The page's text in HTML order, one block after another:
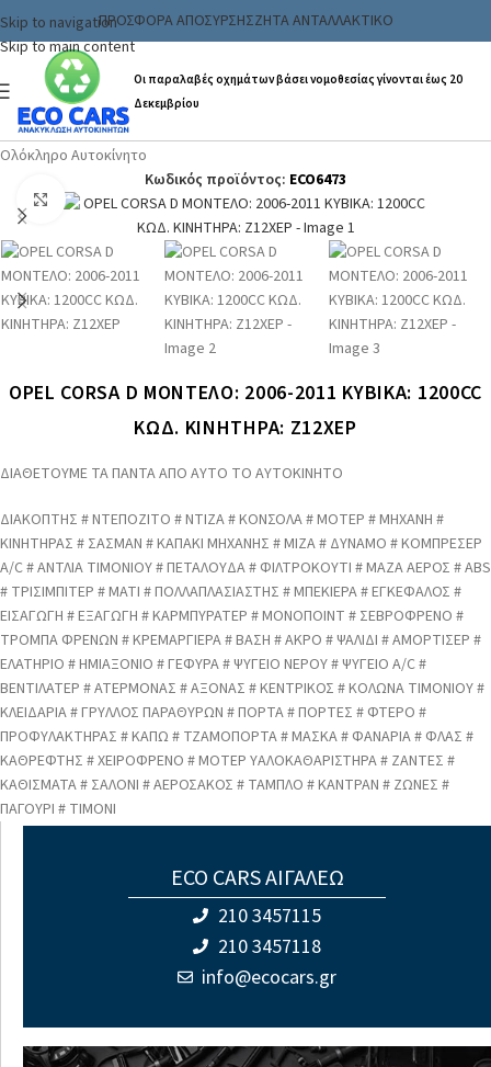
Skip to navigation
Skip to main content
ΠΡΟΣΦΟΡΑ ΑΠΟΣΥΡΣΗΣΖΗΤΑ ΑΝΤΑΛΛΑΚΤΙΚΟ
Οι παραλαβές οχημάτων βάσει νομοθεσίας γίνονται έως 20
Δεκεμβρίου
Αρχική σελίδα/Ανταλλακτικα & Αξεσουάρ
Ολόκληρο Αυτοκίνητο
Κωδικός προϊόντος: ECO6473
Click to enlarge
OPEL CORSA D ΜΟΝΤΕΛΟ: 2006-2011 ΚΥΒΙΚΑ: 1200CC
ΚΩΔ. ΚΙΝΗΤΗΡΑ: Z12XEP
ΔΙΑΘΕΤΟΥΜΕ ΤΑ ΠΑΝΤΑ ΑΠΟ ΑΥΤΟ ΤΟ ΑΥΤΟΚΙΝΗΤΟ
ΔΙΑΚΟΠΤΗΣ # ΝΤΕΠΟΖΙΤΟ # ΝΤΙΖΑ # ΚΟΝΣΟΛΑ # ΜΟΤΕΡ # ΜΗΧΑΝΗ #
ΚΙΝΗΤΗΡΑΣ # ΣΑΣΜΑΝ # ΚΑΠΑΚΙ ΜΗΧΑΝΗΣ # ΜΙΖΑ # ΔΥΝΑΜΟ # ΚΟΜΠΡΕΣΕΡ
A/C # ΑΝΤΛΙΑ ΤΙΜΟΝΙΟΥ # ΠΕΤΑΛΟΥΔΑ # ΦΙΛΤΡΟΚΟΥΤΙ # ΜΑΖΑ ΑΕΡΟΣ # ABS
# ΤΡΙΣΙΜΠΙΤΕΡ # ΜΑΤΙ # ΠΟΛΛΑΠΛΑΣΙΑΣΤΗΣ # ΜΠΕΚΙΕΡΑ # ΕΓΚΕΦΑΛΟΣ #
ΕΙΣΑΓΩΓΗ # ΕΞΑΓΩΓΗ # ΚΑΡΜΠΥΡΑΤΕΡ # ΜΟΝΟΠΟΙΝΤ # ΣΕΒΡΟΦΡΕΝΟ #
ΤΡΟΜΠΑ ΦΡΕΝΩΝ # ΚΡΕΜΑΡΓΙΕΡΑ # ΒΑΣΗ # ΑΚΡΟ # ΨΑΛΙΔΙ # ΑΜΟΡΤΙΣΕΡ #
ΕΛΑΤΗΡΙΟ # ΗΜΙΑΞΟΝΙΟ # ΓΕΦΥΡΑ # ΨΥΓΕΙΟ ΝΕΡΟΥ # ΨΥΓΕΙΟ A/C #
ΒΕΝΤΙΛΑΤΕΡ # ΑΤΕΡΜΟΝΑΣ # ΑΞΟΝΑΣ # ΚΕΝΤΡΙΚΟΣ # ΚΟΛΩΝΑ ΤΙΜΟΝΙΟΥ #
ΚΛΕΙΔΑΡΙΑ # ΓΡΥΛΛΟΣ ΠΑΡΑΘΥΡΩΝ # ΠΟΡΤΑ # ΠΟΡΤΕΣ # ΦΤΕΡΟ #
ΠΡΟΦΥΛΑΚΤΗΡΑΣ # ΚΑΠΩ # ΤΖΑΜΟΠΟΡΤΑ # ΜΑΣΚΑ # ΦΑΝΑΡΙΑ # ΦΛΑΣ #
ΚΑΘΡΕΦΤΗΣ # ΧΕΙΡΟΦΡΕΝΟ # ΜΟΤΕΡ ΥΑΛΟΚΑΘΑΡΙΣΤΗΡΑ # ΖΑΝΤΕΣ #
ΚΑΘΙΣΜΑΤΑ # ΣΑΛΟΝΙ # ΑΕΡΟΣΑΚΟΣ # ΤΑΜΠΛΟ # ΚΑΝΤΡΑΝ # ΖΩΝΕΣ #
ΠΑΓΟΥΡΙ # ΤΙΜΟΝΙ
ECO CARS ΑΙΓΑΛΕΩ
210 3457115
210 3457118
info@ecocars.gr